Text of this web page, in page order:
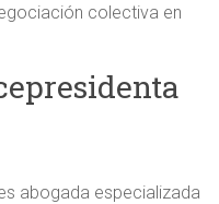
colectiva en
abogada especializada